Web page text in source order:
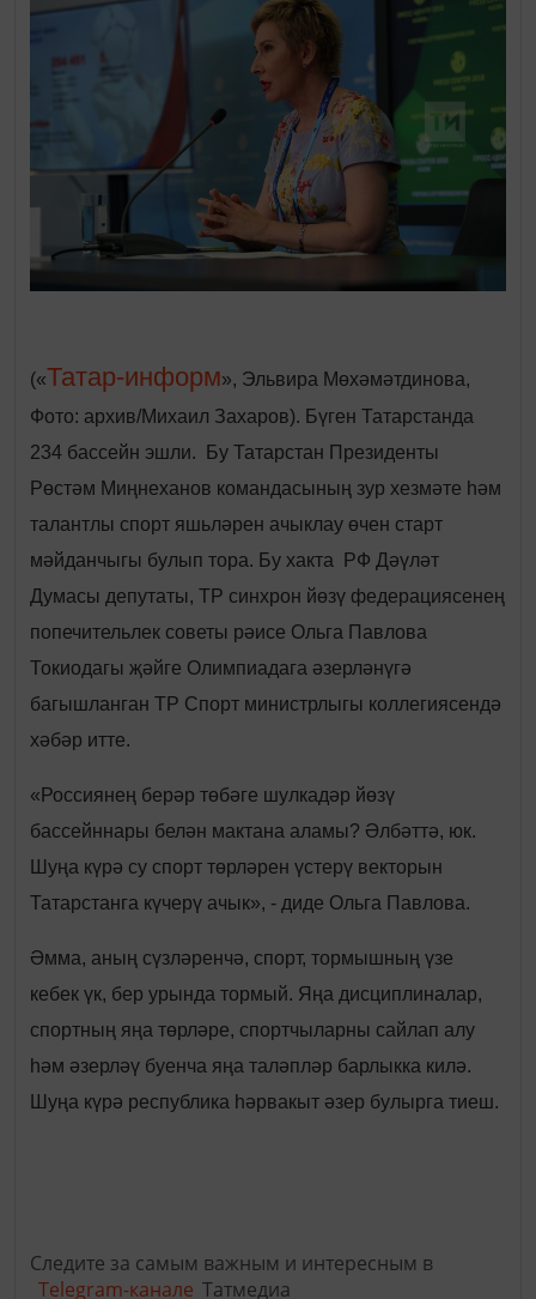
(«Татар-информ», Эльвира Мөхәмәтдинова,
Фото: архив/Михаил Захаров). Бүген Татарстанда
234 бассейн эшли. Бу Татарстан Президенты
Рөстәм Миңнеханов командасының зур хезмәте һәм
талантлы спорт яшьләрен ачыклау өчен старт
мәйданчыгы булып тора. Бу хакта РФ Дәүләт
Думасы депутаты, ТР синхрон йөзү федерациясенең
попечительлек советы рәисе Ольга Павлова
Токиодагы җәйге Олимпиадага әзерләнүгә
багышланган ТР Спорт министрлыгы коллегиясендә
хәбәр итте.
«Россиянең берәр төбәге шулкадәр йөзү
бассейннары белән мактана аламы? Әлбәттә, юк.
Шуңа күрә су спорт төрләрен үстерү векторын
Татарстанга күчерү ачык», - диде Ольга Павлова.
Әмма, аның сүзләренчә, спорт, тормышның үзе
кебек үк, бер урында тормый. Яңа дисциплиналар,
спортның яңа төрләре, спортчыларны сайлап алу
һәм әзерләү буенча яңа таләпләр барлыкка килә.
Шуңа күрә республика һәрвакыт әзер булырга тиеш.
Следите за самым важным и интересным в
Telegram-канале Татмедиа